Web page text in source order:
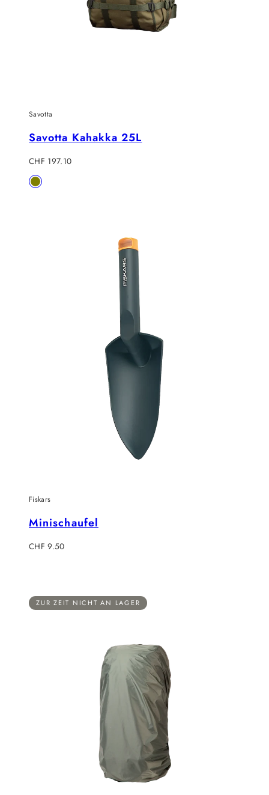
Savotta
Savotta Kahakka 25L
Verkaufspreis
CHF 197.10
Verfügbar
Olive
Fiskars
Minischaufel
Regulärer
CHF 9.50
ZUR ZEIT NICHT AN LAGER